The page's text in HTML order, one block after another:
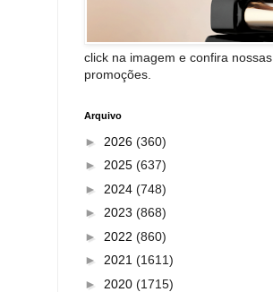
click na imagem e confira nossas
promoções.
Arquivo
► 2026 (360)
► 2025 (637)
► 2024 (748)
► 2023 (868)
► 2022 (860)
► 2021 (1611)
► 2020 (1715)